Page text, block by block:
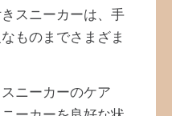
スニーカーは、手
ものまでさまざま
ニーカーのケア